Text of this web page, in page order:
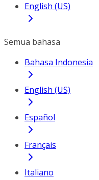
English (US)
Semua bahasa
Bahasa Indonesia
English (US)
Español
Français
Italiano